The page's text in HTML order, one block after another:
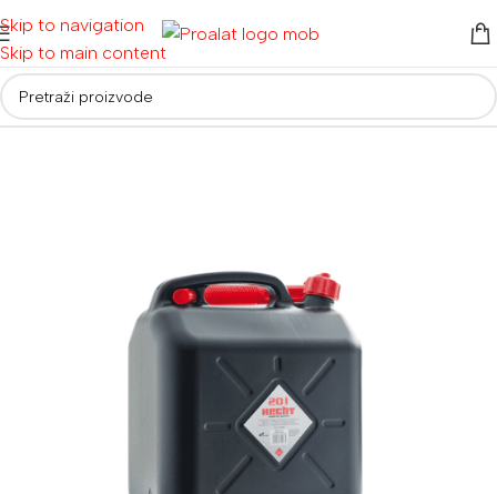
Skip to navigation
Skip to main content
Početna/ Alati za vrt i dom